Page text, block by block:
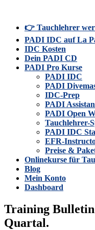
👉 Tauchlehrer
PADI IDC auf La
IDC Kosten
Dein PADI CD
PADI Pro Kurse
PADI IDC
PADI
IDC-Prep
PADI
PADI Open
Tauchlehrer-
PADI IDC
EFR-
Preise &
Onlinekurse für
Blog
Mein Konto
Dashboard
Training
Quartal.